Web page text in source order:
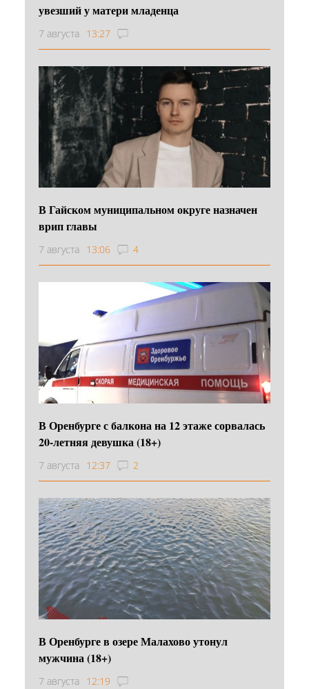
увезший у матери младенца
7 августа 13:27
В Гайском муниципальном округе назначен
врип главы
7 августа 13:06 4
В Оренбурге с балкона на 12 этаже сорвалась
20-летняя девушка (18+)
7 августа 12:37 2
В Оренбурге в озере Малахово утонул
мужчина (18+)
7 августа 12:19